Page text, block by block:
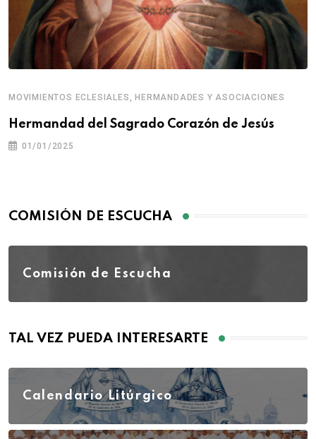
MOVIMIENTOS ECLESIALES, HERMANDADES Y ASOCIACIONES
Hermandad del Sagrado Corazón de Jesús
01/01/2025
COMISIÓN DE ESCUCHA
Comisión de Escucha
TAL VEZ PUEDA INTERESARTE
Calendario Litúrgico